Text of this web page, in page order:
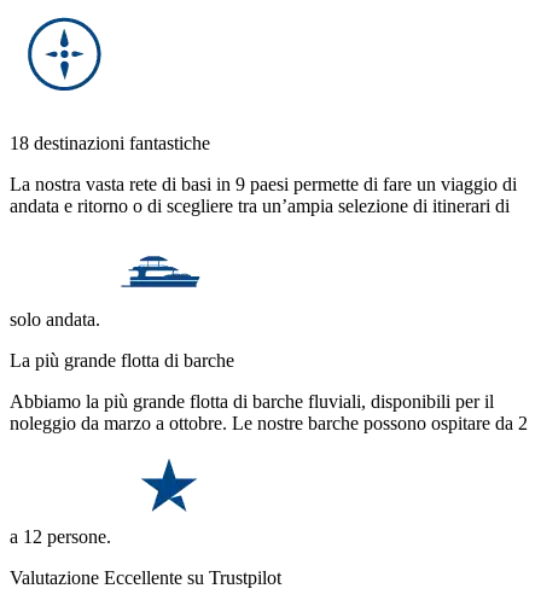
18 destinazioni fantastiche
La nostra vasta rete di basi in 9 paesi permette di fare un viaggio di
andata e ritorno o di scegliere tra un’ampia selezione di itinerari di
solo andata.
La più grande flotta di barche
Abbiamo la più grande flotta di barche fluviali, disponibili per il
noleggio da marzo a ottobre. Le nostre barche possono ospitare da 2
a 12 persone.
Valutazione Eccellente su Trustpilot